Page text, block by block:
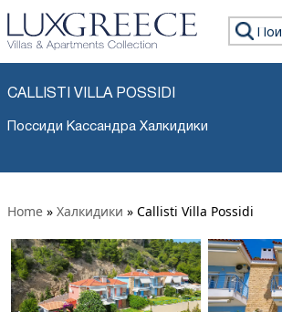
Искать:
CALLISTI VILLA POSSIDI
Поссиди Кассандра Халкидики
Home » Халкидики » Callisti Villa Possidi